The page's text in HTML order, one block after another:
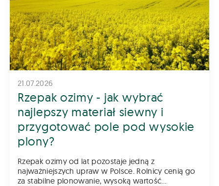
21.07.2026
Rzepak ozimy - jak wybrać
najlepszy materiał siewny i
przygotować pole pod wysokie
plony?
Rzepak ozimy od lat pozostaje jedną z
najważniejszych upraw w Polsce. Rolnicy cenią go
za stabilne plonowanie, wysoką wartość